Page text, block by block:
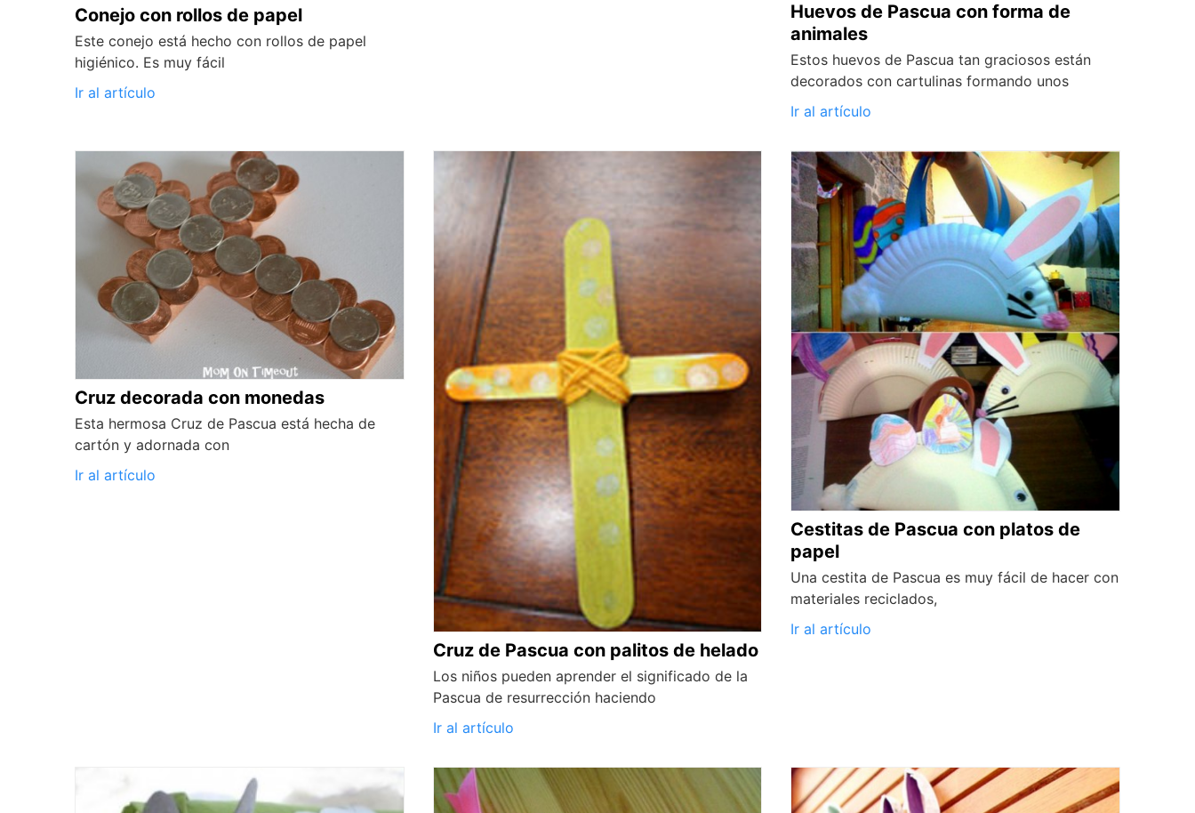
Conejo con rollos de papel
Este conejo está hecho con rollos de papel
higiénico. Es muy fácil
Ir al artículo
Huevos de Pascua con forma de
animales
Estos huevos de Pascua tan graciosos están
decorados con cartulinas formando unos
Ir al artículo
Cruz decorada con monedas
Esta hermosa Cruz de Pascua está hecha de
cartón y adornada con
Ir al artículo
Cruz de Pascua con palitos de helado
Los niños pueden aprender el significado de la
Pascua de resurrección haciendo
Ir al artículo
Cestitas de Pascua con platos de
papel
Una cestita de Pascua es muy fácil de hacer con
materiales reciclados,
Ir al artículo